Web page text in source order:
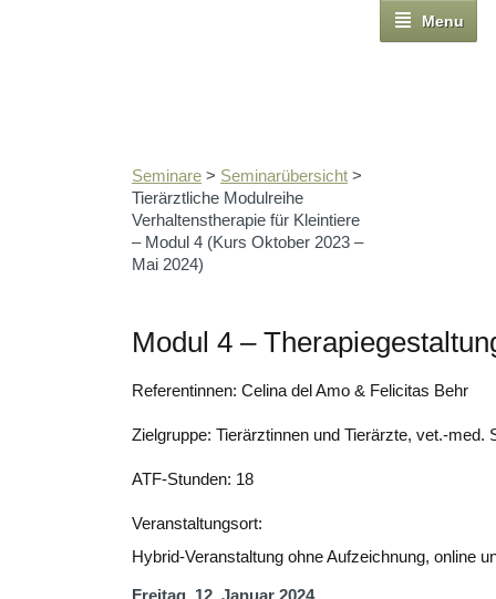
Menu
Seminare > Seminarübersicht >
Tierärztliche Modulreihe
Verhaltenstherapie für Kleintiere
– Modul 4 (Kurs Oktober 2023 –
Mai 2024)
Modul 4 –
Referentinnen: Celina del Amo & Felicitas Behr
Zielgruppe: Tierärztinnen und Tierärzte, vet.-med.
ATF-Stunden: 18
Veranstaltungsort:
Hybrid-Veranstaltung ohne Aufzeichnung, online
Freitag, 12. Januar 2024